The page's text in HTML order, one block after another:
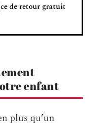
de retour gratuit
enfant
plus qu’un